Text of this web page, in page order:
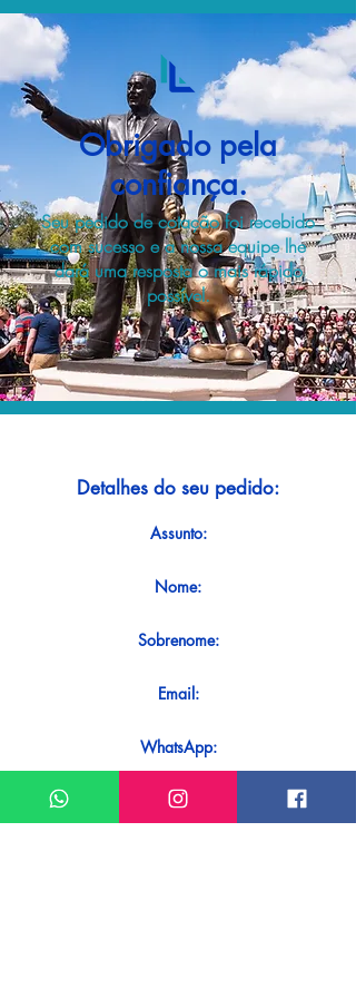
Obrigado pela
confiança.
Seu pedido de cotação foi recebido
com sucesso e a nossa equipe lhe
dará uma resposta o mais rápido
possível.
Detalhes do seu pedido:
Assunto:
Nome:
Sobrenome:
Email:
WhatsApp:
Mensagem: